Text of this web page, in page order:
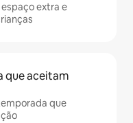
extra e
que aceitam
que